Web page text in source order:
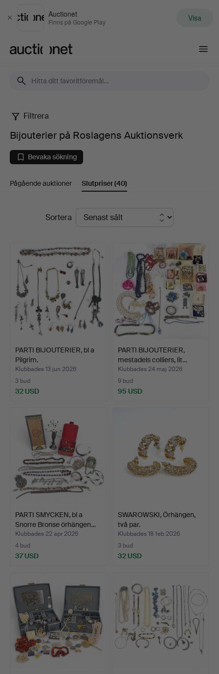
Stäng
Auctionet
Finns på Google Play Visa
Bijouterier
på
Roslagens
Auktionsverk
Filtrera
Bijouterier på Roslagens Auktionsverk
Bevaka sökning
Pågående auktioner Slutpriser(40)
SlutpriserSortera
PARTI BIJOUTERIER, bl a
Pilgrim.
Klubbades 13 jun 2026
3 bud
32 USD
PARTI BIJOUTERIER,
mestadels colliers, lit…
Klubbades 24 maj 2026
9 bud
95 USD
PARTI SMYCKEN, bl a
Snorre Bronse örhängen…
Klubbades 22 apr 2026
4 bud
37 USD
SWAROWSKI, Örhängen,
två par.
Klubbades 18 feb 2026
3 bud
32 USD